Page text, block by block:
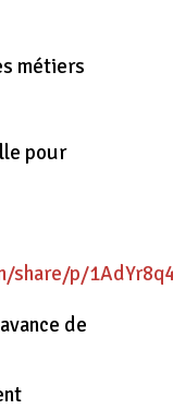
métiers
pour
share/p/
de